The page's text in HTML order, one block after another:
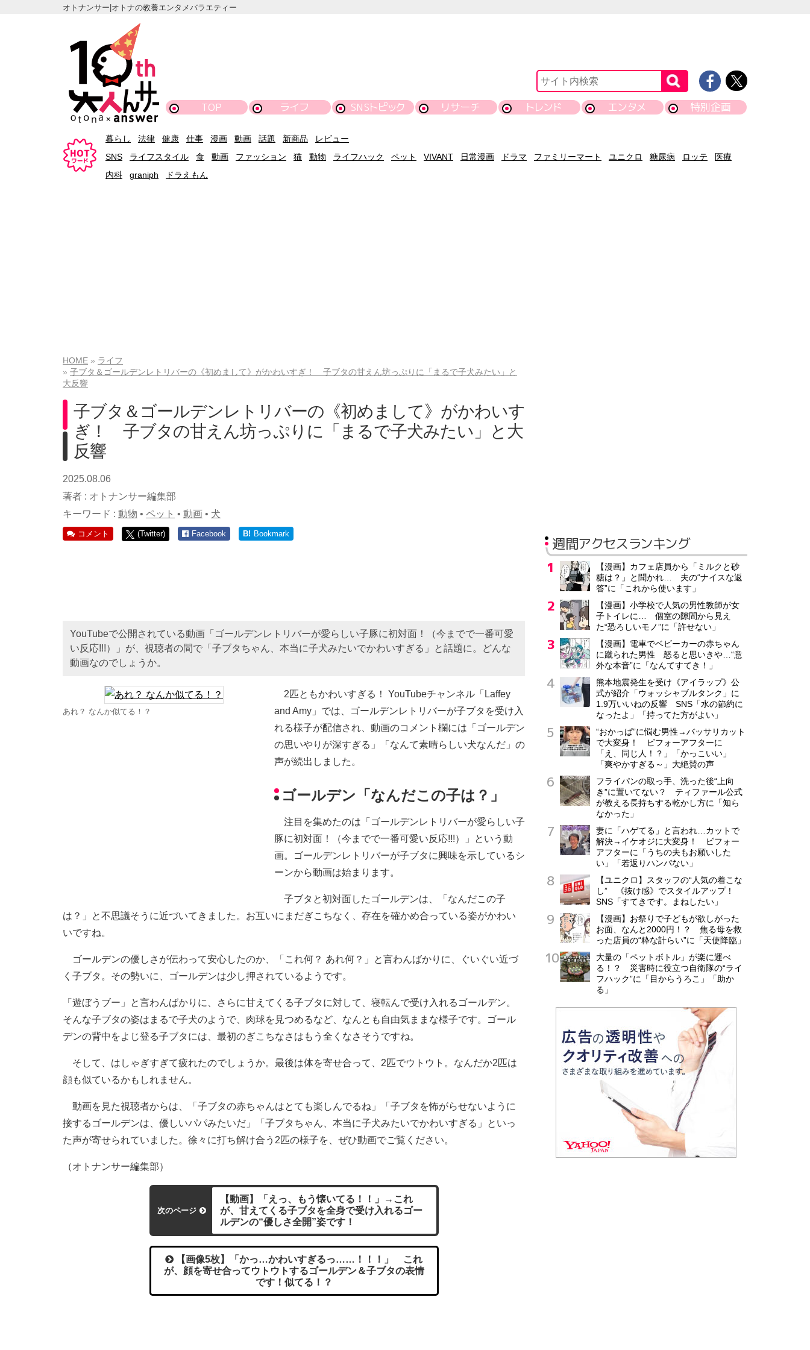
オトナンサー|オトナの教養エンタメバラエティー
TOP ライフ SNSトピック リサーチ トレンド エンタメ 特別企画
暮らし 法律 健康 仕事 漫画 動画 話題 新商品
レビュー
SNS
ライフスタイル 食 動画 ファッション 猫 動物 ライフハック ペット VIVANT 日常漫画 ドラマ ファミリーマート ユニクロ 糖尿病 ロッテ
医療
内科
graniph ドラえもん
HOME
ライフ
子ブタ＆ゴールデンレトリバーの《初めまして》がかわいすぎ！ 子ブタの甘えん坊っぷりに「まるで子犬みたい」と
大反響
子ブタ＆ゴールデンレトリバーの《初めまして》がかわいす
ぎ！ 子ブタの甘えん坊っぷりに「まるで子犬みたい」と大
反響
2025.08.06
著者 : オトナンサー編集部
キーワード : 動物 • ペット • 動画 • 犬
コメント (Twitter) Facebook B! Bookmark
YouTubeで公開されている動画「ゴールデンレトリバーが愛らしい子豚に初対面！（今までで一番可愛
い反応!!!）」が、視聴者の間で「子ブタちゃん、本当に子犬みたいでかわいすぎる」と話題に。どんな
動画なのでしょうか。
あれ？ なんか似てる！？
2匹ともかわいすぎる！ YouTubeチャンネル「Laffey
and Amy」では、ゴールデンレトリバーが子ブタを受け入
れる様子が配信され、動画のコメント欄には「ゴールデン
の思いやりが深すぎる」「なんて素晴らしい犬なんだ」の
声が続出しました。
ゴールデン「なんだこの子は？」
注目を集めたのは「ゴールデンレトリバーが愛らしい子
豚に初対面！（今までで一番可愛い反応!!!）」という動
画。ゴールデンレトリバーが子ブタに興味を示しているシ
ーンから動画は始まります。
子ブタと初対面したゴールデンは、「なんだこの子
は？」と不思議そうに近づいてきました。お互いにまだぎこちなく、存在を確かめ合っている姿がかわい
いですね。
ゴールデンの優しさが伝わって安心したのか、「これ何？ あれ何？」と言わんばかりに、ぐいぐい近づ
く子ブタ。その勢いに、ゴールデンは少し押されているようです。
「遊ぼうブー」と言わんばかりに、さらに甘えてくる子ブタに対して、寝転んで受け入れるゴールデン。
そんな子ブタの姿はまるで子犬のようで、肉球を見つめるなど、なんとも自由気ままな様子です。ゴール
デンの背中をよじ登る子ブタには、最初のぎこちなさはもう全くなさそうですね。
そして、はしゃぎすぎて疲れたのでしょうか。最後は体を寄せ合って、2匹でウトウト。なんだか2匹は
顔も似ているかもしれません。
動画を見た視聴者からは、「子ブタの赤ちゃんはとても楽しんでるね」「子ブタを怖がらせないように
接するゴールデンは、優しいパパみたいだ」「子ブタちゃん、本当に子犬みたいでかわいすぎる」といっ
た声が寄せられていました。徐々に打ち解け合う2匹の様子を、ぜひ動画でご覧ください。
（オトナンサー編集部）
次のページ
【動画】「えっ、もう懐いてる！！」→これ
が、甘えてくる子ブタを全身で受け入れるゴー
ルデンの“優しさ全開”姿です！
【画像5枚】「かっ…かわいすぎるっ……！！！」 これ
が、顔を寄せ合ってウトウトするゴールデン＆子ブタの表情
です！似てる！？
週間アクセスランキング
【漫画】カフェ店員から「ミルクと砂
糖は？」と聞かれ… 夫の“ナイスな返
答”に「これから使います」
【漫画】小学校で人気の男性教師が女
子トイレに… 個室の隙間から見え
た“恐ろしいモノ”に「許せない」
【漫画】電車でベビーカーの赤ちゃん
に蹴られた男性 怒ると思いきや…“意
外な本音”に「なんてすてき！」
熊本地震発生を受け《アイラップ》公
式が紹介「ウォッシャブルタンク」に
1.9万いいねの反響 SNS「水の節約に
なったよ」「持ってた方がよい」
“おかっぱ”に悩む男性→バッサリカット
で大変身！ ビフォーアフターに
「え、同じ人！？」「かっこいい」
「爽やかすぎる～」大絶賛の声
フライパンの取っ手、洗った後“上向
き”に置いてない？ ティファール公式
が教える長持ちする乾かし方に「知ら
なかった」
妻に「ハゲてる」と言われ…カットで
解決→イケオジに大変身！ ビフォー
アフターに「うちの夫もお願いした
い」「若返りハンパない」
【ユニクロ】スタッフの“人気の着こな
し” 《抜け感》でスタイルアップ！
SNS「すてきです。まねしたい」
【漫画】お祭りで子どもが欲しがった
お面、なんと2000円！？ 焦る母を救
った店員の“粋な計らい”に「天使降臨」
大量の「ペットボトル」が楽に運べ
る！？ 災害時に役立つ自衛隊の“ライ
フハック”に「目からうろこ」「助か
る」